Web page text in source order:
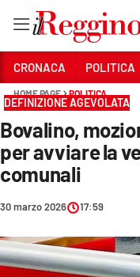
Sezioni
CRONACA
SANITÀ
AMBIENTE
SOCIETÀ
CRONACA POLITICA
HOME PAGE POLITICA
DEFINIZIONE AGEVOLATA
Bovalino,
per avviare la
comunali
30 marzo 2026 17:59